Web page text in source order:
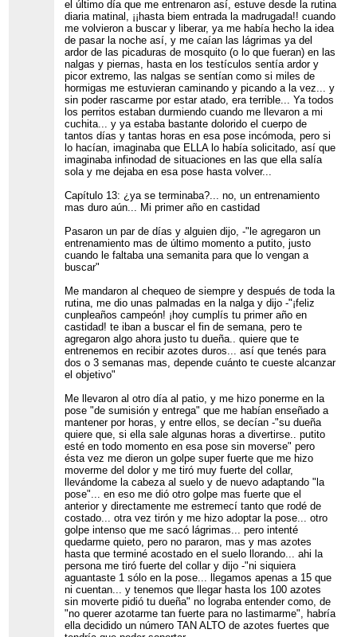
el último día que me entrenaron así, estuve desde la rutina
diaria matinal, ¡¡hasta biem entrada la madrugada!! cuando
me volvieron a buscar y liberar, ya me había hecho la idea
de pasar la noche así, y me caían las lágrimas ya del
ardor de las picaduras de mosquito (o lo que fueran) en las
nalgas y piernas, hasta en los testículos sentía ardor y
picor extremo, las nalgas se sentían como si miles de
hormigas me estuvieran caminando y picando a la vez... y
sin poder rascarme por estar atado, era terrible... Ya todos
los perritos estaban durmiendo cuando me llevaron a mi
cuchita... y ya estaba bastante dolorido el cuerpo de
tantos días y tantas horas en esa pose incómoda, pero si
lo hacían, imaginaba que ELLA lo había solicitado, así que
imaginaba infinodad de situaciones en las que ella salía
sola y me dejaba en esa pose hasta volver...
Capítulo 13: ¿ya se terminaba?... no, un entrenamiento
mas duro aún... Mi primer año en castidad
Pasaron un par de días y alguien dijo, -"le agregaron un
entrenamiento mas de último momento a putito, justo
cuando le faltaba una semanita para que lo vengan a
buscar"
Me mandaron al chequeo de siempre y después de toda la
rutina, me dio unas palmadas en la nalga y dijo -"¡feliz
cunpleaños campeón! ¡hoy cumplís tu primer año en
castidad! te iban a buscar el fin de semana, pero te
agregaron algo ahora justo tu dueña.. quiere que te
entrenemos en recibir azotes duros... así que tenés para
dos o 3 semanas mas, depende cuánto te cueste alcanzar
el objetivo"
Me llevaron al otro día al patio, y me hizo ponerme en la
pose "de sumisión y entrega" que me habían enseñado a
mantener por horas, y entre ellos, se decían -"su dueña
quiere que, si ella sale algunas horas a divertirse.. putito
esté en todo momento en esa pose sin moverse" pero
ésta vez me dieron un golpe super fuerte que me hizo
moverme del dolor y me tiró muy fuerte del collar,
llevándome la cabeza al suelo y de nuevo adaptando "la
pose"... en eso me dió otro golpe mas fuerte que el
anterior y directamente me estremecí tanto que rodé de
costado... otra vez tirón y me hizo adoptar la pose... otro
golpe intenso que me sacó lágrimas... pero intenté
quedarme quieto, pero no pararon, mas y mas azotes
hasta que terminé acostado en el suelo llorando... ahi la
persona me tiró fuerte del collar y dijo -"ni siquiera
aguantaste 1 sólo en la pose... llegamos apenas a 15 que
ni cuentan... y tenemos que llegar hasta los 100 azotes
sin moverte pidió tu dueña" no lograba entender como, de
"no querer azotarme tan fuerte para no lastimarme", habría
ella decidido un número TAN ALTO de azotes fuertes que